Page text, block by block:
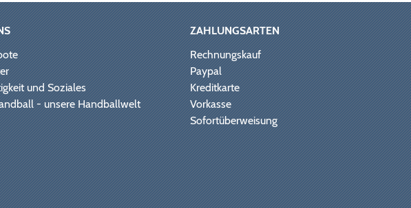
und Soziales
- unsere Handballwelt
ZAHLUNGSARTEN
Rechnungskauf
Paypal
Kreditkarte
Vorkasse
Sofortüberweisung